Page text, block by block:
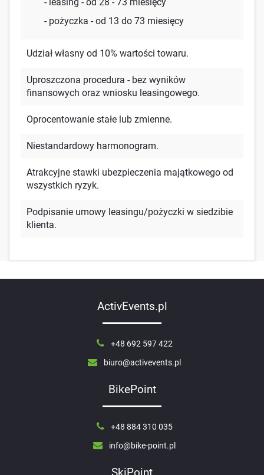
- pożyczka - od 13 do 73 miesięcy
Udział własny od 10% wartości towaru.
Uproszczona procedura - bez wyników
finansowych oraz wniosku leasingowego.
Oprocentowanie stałe lub zmienne.
Niestandardowy harmonogram.
Atrakcyjne stawki ubezpieczenia majątkowego od
wszystkich ryzyk.
Podpisanie umowy leasingu/pożyczki w siedzibie
klienta.
ActivEvents.pl
+48 692 597 422
biuro@activevents.pl
BikePoint
+48 884 310 035
info@bike-point.pl